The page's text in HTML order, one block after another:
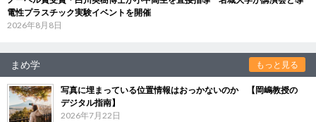
電性プラスチック実験イベントを開催
2026年8月8日
まめ学 もっと見る
写真に埋まっている位置情報はおっかないのか 【岡嶋教授の
デジタル指南】
2026年7月22日